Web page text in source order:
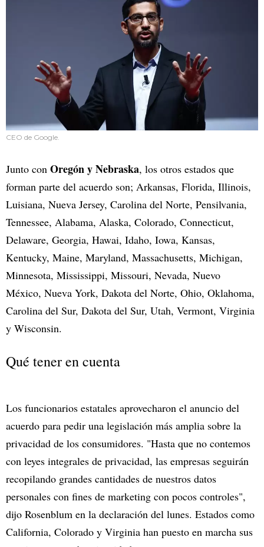
CEO de Google.
Junto con Oregón y Nebraska, los otros estados que
forman parte del acuerdo son; Arkansas, Florida, Illinois,
Luisiana, Nueva Jersey, Carolina del Norte, Pensilvania,
Tennessee, Alabama, Alaska, Colorado, Connecticut,
Delaware, Georgia, Hawai, Idaho, Iowa, Kansas,
Kentucky, Maine, Maryland, Massachusetts, Michigan,
Minnesota, Mississippi, Missouri, Nevada, Nuevo
México, Nueva York, Dakota del Norte, Ohio, Oklahoma,
Carolina del Sur, Dakota del Sur, Utah, Vermont, Virginia
y Wisconsin.
Qué tener en cuenta
Los funcionarios estatales aprovecharon el anuncio del
acuerdo para pedir una legislación más amplia sobre la
privacidad de los consumidores. "Hasta que no contemos
con leyes integrales de privacidad, las empresas seguirán
recopilando grandes cantidades de nuestros datos
personales con fines de marketing con pocos controles",
dijo Rosenblum en la declaración del lunes. Estados como
California, Colorado y Virginia han puesto en marcha sus